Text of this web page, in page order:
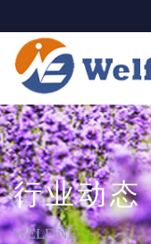
行业动态
WELFINE